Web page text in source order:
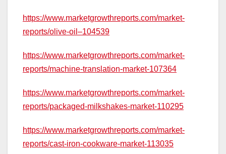
https://www.marketgrowthreports.com/market-
reports/olive-oil–104539
https://www.marketgrowthreports.com/market-
reports/machine-translation-market-107364
https://www.marketgrowthreports.com/market-
reports/packaged-milkshakes-market-110295
https://www.marketgrowthreports.com/market-
reports/cast-iron-cookware-market-113035